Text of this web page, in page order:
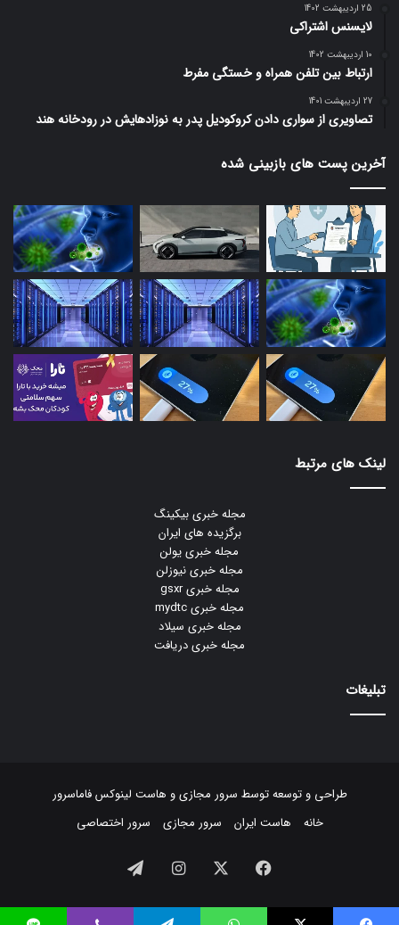
25 اردیبهشت 1402
لایسنس اشتراکی
10 اردیبهشت 1402
ارتباط بین تلفن همراه و خستگی مفرط
27 اردیبهشت 1401
تصاویری از سواری دادن کروکودیل پدر به نوزادهایش در رودخانه هند
آخرین پست های بازبینی شده
لینک های مرتبط
مجله خبری بیکینگ
برگزیده های ایران
مجله خبری یولن
مجله خبری نیوزلن
مجله خبری gsxr
مجله خبری mydtc
مجله خبری سیلاد
مجله خبری دریافت
تبلیغات
طراحی و توسعه توسط سرور مجازیو هاست لینوکسفاماسرور
خانه
هاست ایران سرور مجازی سرور اختصاصی
فیسبوک ایکس اینستاگرام